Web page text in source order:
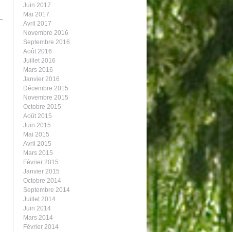
Juin 2017
Mai 2017
Avril 2017
Novembre 2016
Septembre 2016
Août 2016
Juillet 2016
Mars 2016
Janvier 2016
Décembre 2015
Novembre 2015
Octobre 2015
Août 2015
Juin 2015
Mai 2015
Avril 2015
Mars 2015
Février 2015
Janvier 2015
Octobre 2014
Septembre 2014
Juillet 2014
Juin 2014
Mars 2014
Février 2014